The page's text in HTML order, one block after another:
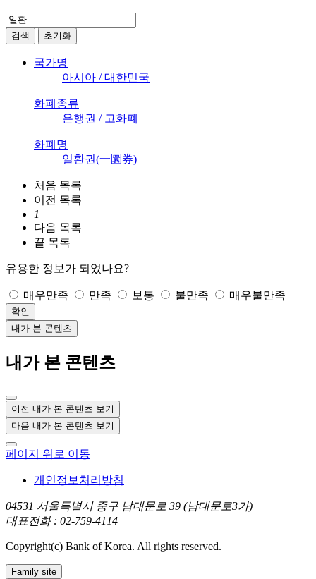
검색 초기화
국가명
아시아 / 대한민국
화폐종류
은행권 / 고화폐
화폐명
일환권(一圜券)
처음 목록
이전 목록
1
다음 목록
끝 목록
유용한 정보가 되었나요?
매우만족 만족 보통 불만족 매우불만족
확인
내가 본 콘텐츠
내가 본 콘텐츠
이전 내가 본 콘텐츠 보기
다음 내가 본 콘텐츠 보기
페이지 위로 이동
개인정보처리방침
04531 서울특별시 중구 남대문로 39 (남대문로3가)
대표전화 : 02-759-4114
Copyright(c) Bank of Korea. All rights reserved.
Family site